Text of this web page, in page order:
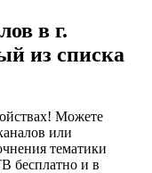
в г.
из списка
Можете
или
тематики
бесплатно и в